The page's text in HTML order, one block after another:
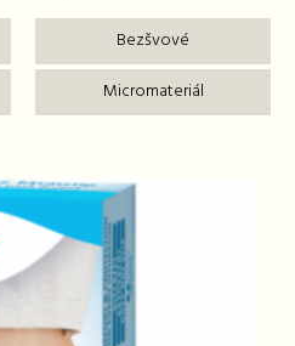
Bezšvové
Micromateriál